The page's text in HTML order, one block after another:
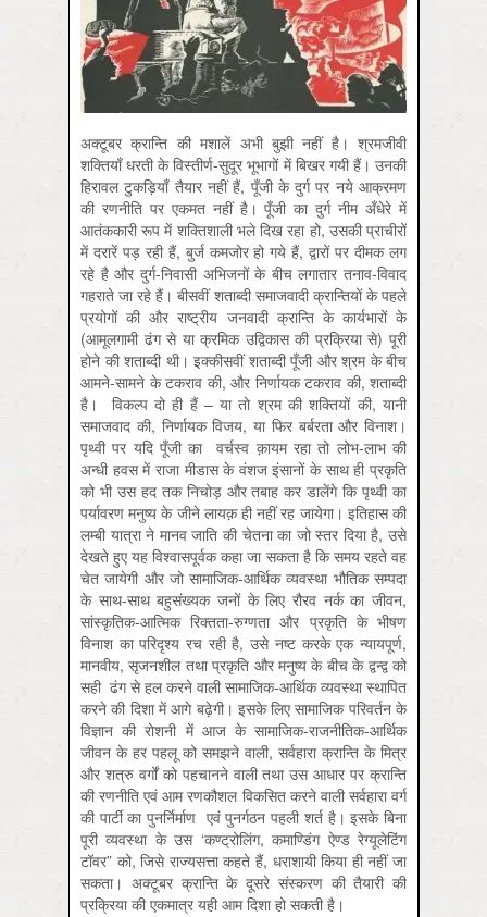
अक्टूबर क्रान्ति की मशालें अभी बुझी नहीं है। श्रमजीवी
शक्तियाँ धरती के विस्तीर्ण-सुदूर भूभागों में बिखर गयी हैं। उनकी
हिरावल टुकड़ियाँ तैयार नहीं हैं, पूँजी के दुर्ग पर नये आक्रमण
की रणनीति पर एकमत नहीं है। पूँजी का दुर्ग नीम अँधेरे में
आतंककारी रूप में शक्तिशाली भले दिख रहा हो, उसकी प्राचीरों
में दरारें पड़ रही हैं, बुर्ज कमजोर हो गये हैं, द्वारों पर दीमक लग
रहे है और दुर्ग-निवासी अभिजनों के बीच लगातार तनाव-विवाद
गहराते जा रहे हैं। बीसवीं शताब्दी समाजवादी क्रान्तियों के पहले
प्रयोगों की और राष्ट्रीय जनवादी क्रान्ति के कार्यभारों के
(आमूलगामी ढंग से या क्रमिक उद्विकास की प्रक्रिया से) पूरी
होने की शताब्दी थी। इक्कीसवीं शताब्दी पूँजी और श्रम के बीच
आमने-सामने के टकराव की, और निर्णायक टकराव की, शताब्दी
है। विकल्प दो ही हैं – या तो श्रम की शक्तियों की, यानी
समाजवाद की, निर्णायक विजय, या फिर बर्बरता और विनाश।
पृथ्वी पर यदि पूँजी का वर्चस्व क़ायम रहा तो लोभ-लाभ की
अन्धी हवस में राजा मीडास के वंशज इंसानों के साथ ही प्रकृति
को भी उस हद तक निचोड़ और तबाह कर डालेंगे कि पृथ्वी का
पर्यावरण मनुष्य के जीने लायक़ ही नहीं रह जायेगा। इतिहास की
लम्बी यात्रा ने मानव जाति की चेतना का जो स्तर दिया है, उसे
देखते हुए यह विश्वासपूर्वक कहा जा सकता है कि समय रहते वह
चेत जायेगी और जो सामाजिक-आर्थिक व्यवस्था भौतिक सम्पदा
के साथ-साथ बहुसंख्यक जनों के लिए रौरव नर्क का जीवन,
सांस्कृतिक-आत्मिक रिक्तता-रुग्णता और प्रकृति के भीषण
विनाश का परिदृश्य रच रही है, उसे नष्ट करके एक न्यायपूर्ण,
मानवीय, सृजनशील तथा प्रकृति और मनुष्य के बीच के द्वन्द्व को
सही ढंग से हल करने वाली सामाजिक-आर्थिक व्यवस्था स्थापित
करने की दिशा में आगे बढ़ेगी। इसके लिए सामाजिक परिवर्तन के
विज्ञान की रोशनी में आज के सामाजिक-राजनीतिक-आर्थिक
जीवन के हर पहलू को समझने वाली, सर्वहारा क्रान्ति के मित्र
और शत्रु वर्गों को पहचानने वाली तथा उस आधार पर क्रान्ति
की रणनीति एवं आम रणकौशल विकसित करने वाली सर्वहारा वर्ग
की पार्टी का पुनर्निर्माण एवं पुनर्गठन पहली शर्त है। इसके बिना
पूरी व्यवस्था के उस ‘कण्ट्रोलिंग, कमाण्डिंग ऐण्ड रेग्यूलेटिंग
टॉवर” को, जिसे राज्यसत्ता कहते हैं, धराशायी किया ही नहीं जा
सकता। अक्टूबर क्रान्ति के दूसरे संस्करण की तैयारी की
प्रक्रिया की एकमात्र यही आम दिशा हो सकती है।